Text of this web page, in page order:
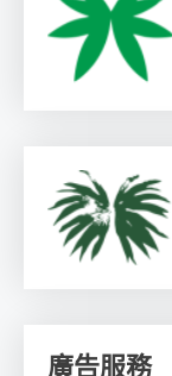
廣告服務